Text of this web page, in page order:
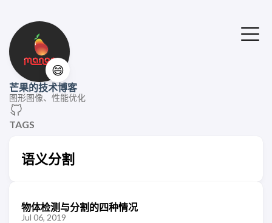
😄
芒果的技术博客
图形图像、性能优化
TAGS
语义分割
物体检测与分割的四种情况
Jul 06, 2019